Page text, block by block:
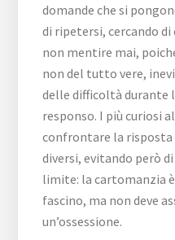
domande che si
di ripetersi, cercando di
non mentire mai,
non del tutto vere,
delle difficoltà durante
responso. I più curiosi
confrontare la risposta
diversi, evitando però
limite: la cartomanzia è
fascino, ma non deve
un’ossessione.